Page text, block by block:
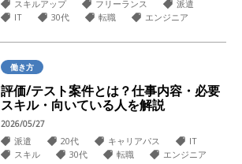
スキルアップ フリーランス
派遣
IT
30代 転職 エンジニア
働き方
評価/テスト案件とは？仕事内容・必要
スキル・向いている人を解説
2026/05/27
派遣 20代 キャリアパス
IT
スキル
30代 転職 エンジニア